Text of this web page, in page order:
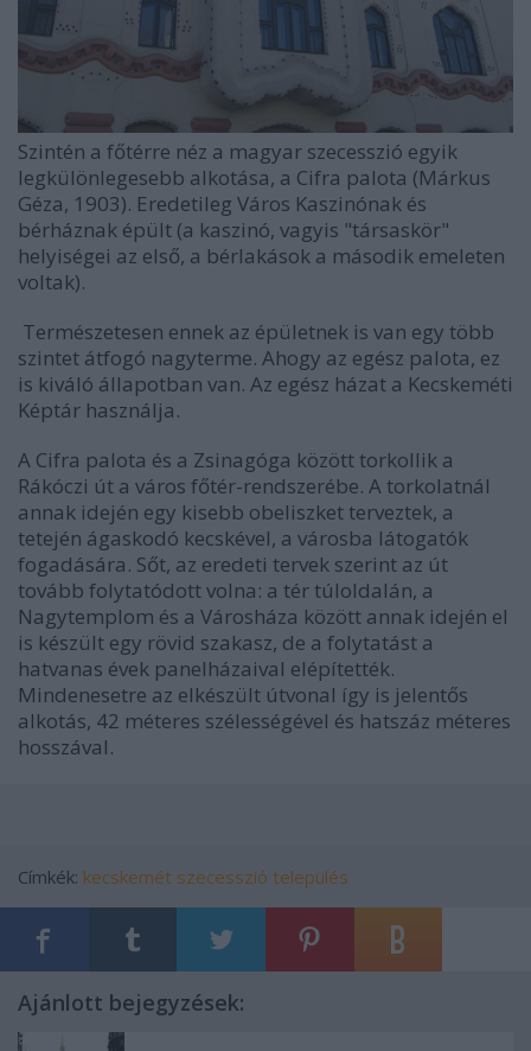
Szintén a főtérre néz a magyar szecesszió egyik
legkülönlegesebb alkotása, a Cifra palota (Márkus
Géza, 1903). Eredetileg Város Kaszinónak és
bérháznak épült (a kaszinó, vagyis "társaskör"
helyiségei az első, a bérlakások a második emeleten
voltak).
Természetesen ennek az épületnek is van egy több
szintet átfogó nagyterme. Ahogy az egész palota, ez
is kiváló állapotban van. Az egész házat a Kecskeméti
Képtár használja.
A Cifra palota és a Zsinagóga között torkollik a
Rákóczi út a város főtér-rendszerébe. A torkolatnál
annak idején egy kisebb obeliszket terveztek, a
tetején ágaskodó kecskével, a városba látogatók
fogadására. Sőt, az eredeti tervek szerint az út
tovább folytatódott volna: a tér túloldalán, a
Nagytemplom és a Városháza között annak idején el
is készült egy rövid szakasz, de a folytatást a
hatvanas évek panelházaival elépítették.
Mindenesetre az elkészült útvonal így is jelentős
alkotás, 42 méteres szélességével és hatszáz méteres
hosszával.
Címkék: kecskemét szecesszió település
Ajánlott bejegyzések: